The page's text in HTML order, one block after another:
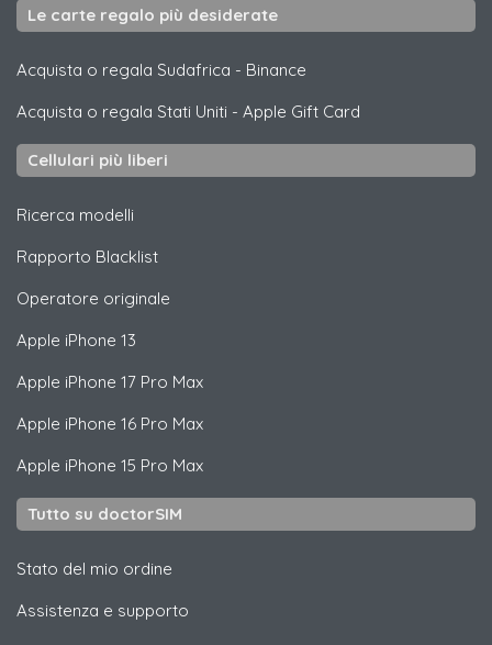
Le carte regalo più desiderate
Acquista o regala Sudafrica - Binance
Acquista o regala Stati Uniti - Apple Gift Card
Cellulari più liberi
Ricerca modelli
Rapporto Blacklist
Operatore originale
Apple iPhone 13
Apple iPhone 17 Pro Max
Apple iPhone 16 Pro Max
Apple iPhone 15 Pro Max
Tutto su doctorSIM
Stato del mio ordine
Assistenza e supporto